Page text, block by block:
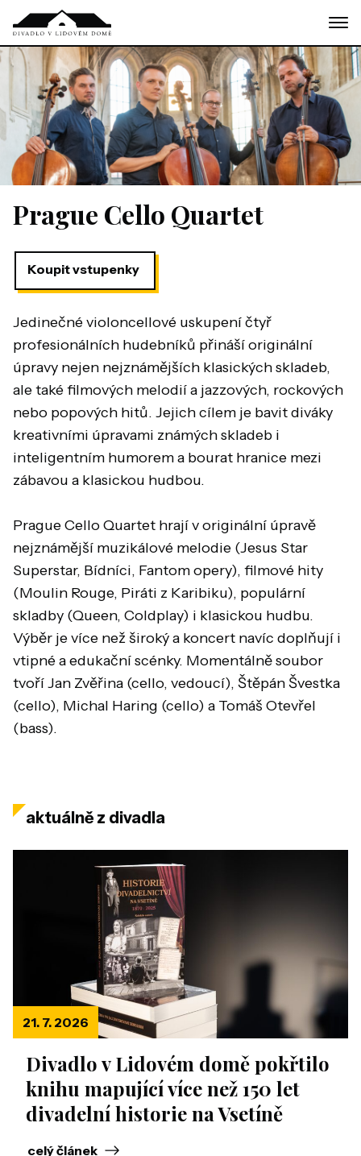
the
content
Prague Cello Quartet
Koupit vstupenky
Jedinečné violoncellové uskupení čtyř
profesionálních hudebníků přináší originální
úpravy nejen nejznámějších klasických skladeb,
ale také filmových melodií a jazzových, rockových
nebo popových hitů. Jejich cílem je bavit diváky
kreativními úpravami známých skladeb i
inteligentním humorem a bourat hranice mezi
zábavou a klasickou hudbou.
Prague Cello Quartet hrají v originální úpravě
nejznámější muzikálové melodie (Jesus Star
Superstar, Bídníci, Fantom opery), filmové hity
(Moulin Rouge, Piráti z Karibiku), populární
skladby (Queen, Coldplay) i klasickou hudbu.
Výběr je více než široký a koncert navíc doplňují i
vtipné a edukační scénky. Momentálně soubor
tvoří Jan Zvěřina (cello, vedoucí), Štěpán Švestka
(cello), Michal Haring (cello) a Tomáš Otevřel
(bass).
aktuálně z divadla
21. 7. 2026
Divadlo v Lidovém domě pokřtilo
knihu mapující více než 150 let
divadelní historie na Vsetíně
celý článek